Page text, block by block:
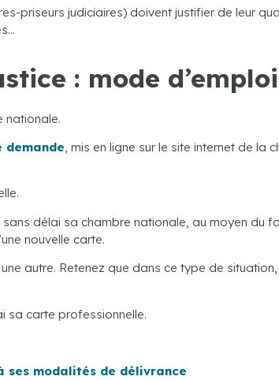
priseurs judiciaires) doivent justifier de leur
: mode d’emploi
nationale.
, mis en ligne sur le site internet de la
délai sa chambre nationale, au moyen du
nouvelle carte.
autre. Retenez que dans ce type de situation,
sa carte professionnelle.
modalités de délivrance